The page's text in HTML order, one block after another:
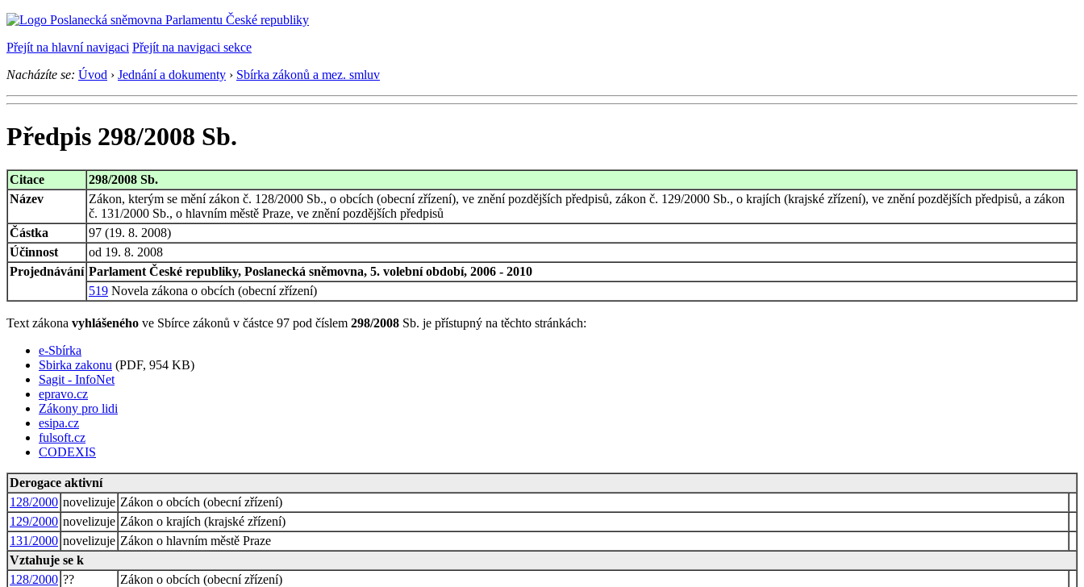
Přejít na hlavní navigaci Přejít na navigaci sekce
Nacházíte se: Úvod › Jednání a dokumenty › Sbírka zákonů a mez. smluv
Předpis 298/2008 Sb.
Citace
298/2008 Sb.
Název
Zákon, kterým se mění zákon č. 128/2000 Sb., o obcích (obecní zřízení), ve znění pozdějších předpisů, zákon č. 129/2000 Sb., o krajích (krajské zřízení), ve znění pozdějších předpisů, a zákon
č. 131/2000 Sb., o hlavním městě Praze, ve znění pozdějších předpisů
Částka
97 (19. 8. 2008)
Účinnost
od 19. 8. 2008
Projednávání Parlament České republiky, Poslanecká sněmovna, 5. volební období, 2006 - 2010
519 Novela zákona o obcích (obecní zřízení)
Text zákona vyhlášeného ve Sbírce zákonů v částce 97 pod číslem 298/2008 Sb. je přístupný na těchto stránkách:
e-Sbírka
Sbirka zakonu (PDF, 954 KB)
Sagit - InfoNet
epravo.cz
Zákony pro lidi
esipa.cz
fulsoft.cz
CODEXIS
Derogace aktivní
128/2000 novelizuje Zákon o obcích (obecní zřízení)
129/2000 novelizuje Zákon o krajích (krajské zřízení)
131/2000 novelizuje Zákon o hlavním městě Praze
Vztahuje se k
128/2000 ??
Zákon o obcích (obecní zřízení)